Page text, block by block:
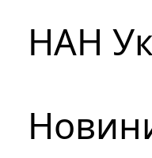
НАН